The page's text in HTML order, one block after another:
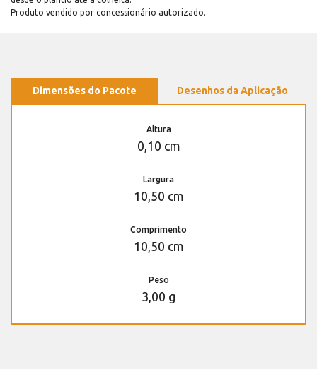
Produto vendido por concessionário autorizado.
Dimensões do Pacote Desenhos da Aplicação
Altura
0,10 cm
Largura
10,50 cm
Comprimento
10,50 cm
Peso
3,00 g